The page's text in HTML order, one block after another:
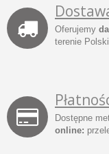
Oferujemy
terenie Polski.
Dostępne
online: